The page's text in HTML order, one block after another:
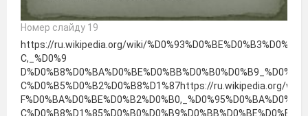
Номер слайду 19
https://ru.wikipedia.org/wiki/
C,_%D0%9
C%D0%B5%D0%B2%D0%B8%D1%87https://ru.wikipedia.org/wiki/